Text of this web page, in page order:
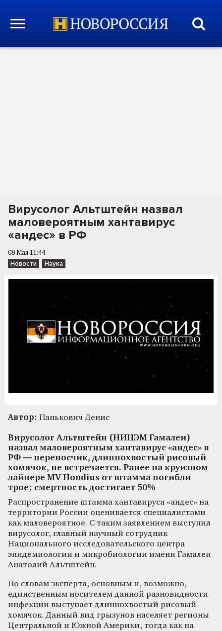
Вирусолог Альтштейн назвал
маловероятным хантавирус
«андес» в РФ
08 Мая 11:44
Новости Наука
Автор: Панькович Денис
Вирусолог Альтштейн (НИЦЭМ Гамалеи)
назвал маловероятным хантавирус «андес» в
РФ — переносчик, длиннохвостый рисовый
хомячок, не встречается. Ранее на круизном
лайнере MV Hondius от штамма погибли
трое; смертность достигает 50%
Распространение штамма хантавируса «андес» на
территории России оценивается специалистами
как маловероятное. С таким заявлением выступил
вирусолог, главный научный сотрудник
Национального исследовательского центра
эпидемиологии и микробиологии имени Гамалеи
Анатолий Альтштейн.
По словам эксперта, основным и, возможно,
единственным носителем данной разновидности
инфекции выступает длиннохвостый рисовый
хомячок. Данный вид грызунов населяет регионы
Центральной и Южной Америки, тогда как на